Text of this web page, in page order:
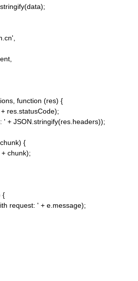
function (res) {
+ res.statusCode);
+ JSON.stringify(res.headers));
{
+ chunk);
{
request: ' + e.message);